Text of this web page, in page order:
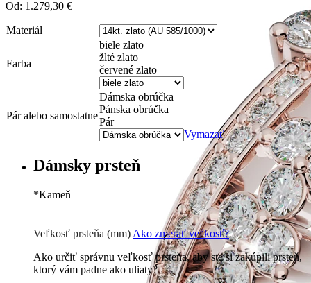
Od: 1.279,30 €
Materiál
Farba
biele zlato
žlté zlato
červené zlato
Pár alebo samostatne
Dámska obrúčka
Pánska obrúčka
Pár
Vymazať
Dámsky prsteň
*Kameň
Briliant G-H/Si1-2 440
€
Veľkosť prsteňa (mm) Ako zmerať veľkosť?
Ako určiť správnu veľkosť prsteňa, aby ste si zakúpili prsteň,
ktorý vám padne ako uliaty?